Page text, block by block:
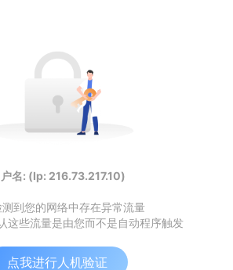
户名: (Ip: 216.73.217.10)
测到您的网络中存在异常流量
这些流量是由您而不是自动程序触发
点我进行人机验证